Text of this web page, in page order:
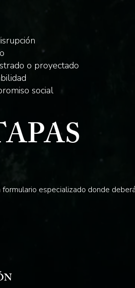
o proyectado
social
especializado donde